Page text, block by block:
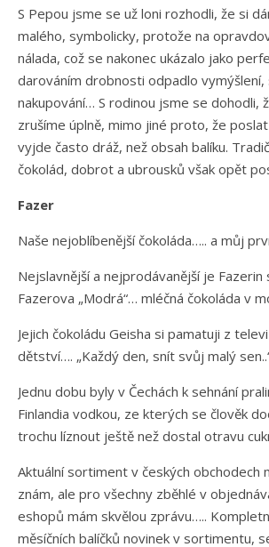
S Pepou jsme se už loni rozhodli, že si
malého, symbolicky, protože na
nálada, což se nakonec ukázalo jako
darováním drobnosti odpadlo vymýšlení,
nakupování… S rodinou jsme se dohodli,
zrušíme úplně, mimo jiné proto, že
vyjde často dráž, než obsah balíku.
čokolád, dobrot a ubrousků však opět
Fazer
Naše nejoblíbenější čokoláda….. a můj
Nejslavnější a nejprodávanější je
Fazerova „Modrá“… mléčná čokoláda v
Jejich čokoládu Geisha si pamatuji z
dětství…. „Každý den, snít svůj malý
Jednu dobu byly v Čechách k sehnání
Finlandia vodkou, ze kterých se člověk
trochu líznout ještě než dostal otravu
Aktuální sortiment v českých obchodech
znám, ale pro všechny zběhlé v
eshopů mám skvělou zprávu…..
měsíčních balíčků novinek v sortimentu,